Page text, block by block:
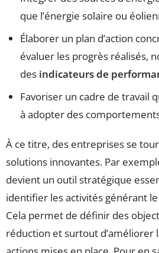
que l’énergie solaire ou
Élaborer un plan d’action
évaluer les progrès réalisés,
des indicateurs de
Favoriser un cadre de travail
à adopter des
À ce titre, des entreprises se
solutions innovantes. Par
devient un outil stratégique
identifier les activités générant le
Cela permet de définir des
réduction et surtout d’améliorer